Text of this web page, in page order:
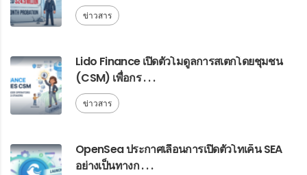
ข่าวสาร
Lido Finance เปิดตัวโมดูลการสเตกโดยชุมชน
(CSM) เพื่อกร . . .
ข่าวสาร
OpenSea ประกาศเลื่อนการเปิดตัวโทเค็น SEA
อย่างเป็นทางก . . .